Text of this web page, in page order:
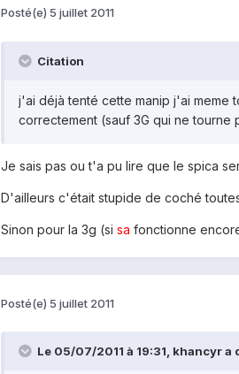
Posté(e) 5 juillet 2011
Citation
j'ai déjà tenté cette manip j'ai meme
correctement (sauf 3G qui ne tourne
Je sais pas ou t'a pu lire que le spica
D'ailleurs c'était stupide de coché
Sinon pour la 3g (si sa fonctionne
Posté(e) 5 juillet 2011
Le 05/07/2011 à 19:31, khancyr a